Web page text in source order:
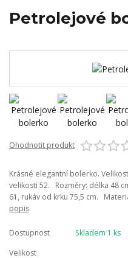
Petrolejové
Ohodnotit produkt
Krásné elegantní bolerko.
velikosti 52. Rozměry: délka 48
61, rukáv od krku 75,5 cm.
popis
Dostupnost
Skladem 1 ks
Velikost